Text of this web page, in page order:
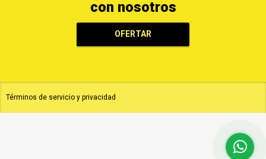
Oferte su inmueble
con nosotros
OFERTAR
Términos de servicio y privacidad